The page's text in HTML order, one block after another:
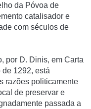
da Póvoa de
catalisador e
com séculos de
por D. Dinis, em Carta
1292, está
razões politicamente
de preservar e
passada a